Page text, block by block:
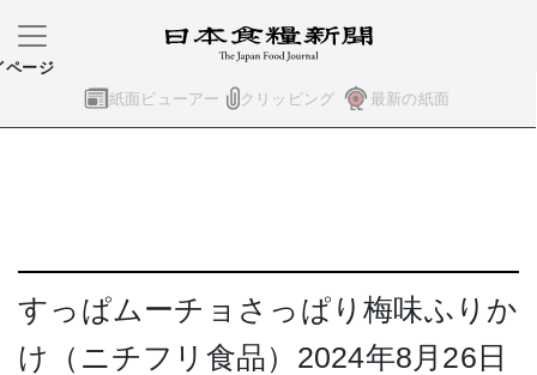
紙面ビューアー クリッピング 最新の紙面
ページ
すっぱムーチョさっぱり梅味ふりか
け（ニチフリ食品）2024年8月26日